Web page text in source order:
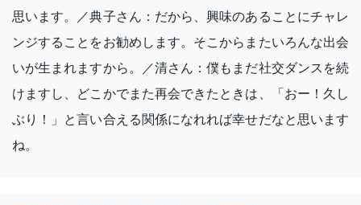
思います。／典子さん：だから、興味のあることにチャレ
ンジすることをお勧めします。そこからまたいろんな出会
いが生まれますから。／清さん：僕もまだ社交ダンスを続
けますし、どこかでまた再会できたときは、「おー！久し
ぶり！」と言い合える関係になれれば幸せだなと思います
ね。